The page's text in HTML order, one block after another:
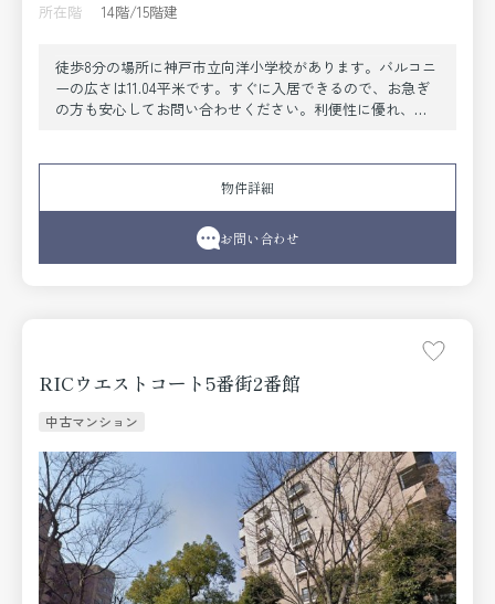
所在階
14階/15階建
徒歩8分の場所に神戸市立向洋小学校があります。バルコニ
ーの広さは11.04平米です。すぐに入居できるので、お急ぎ
の方も安心してお問い合わせください。利便性に優れ、家
ッフが住まい探しをサポート致します。こだわりやご要望
などがあれば、お気軽にお問い合わせ下さい。
物件詳細
お問い合わせ
RICウエストコート5番街2番館
中古マンション